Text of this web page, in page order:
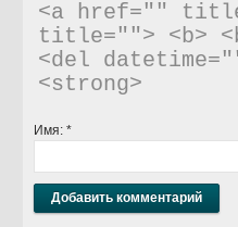
<a href=""
title=""> <b>
<del
<strong>
Имя: *